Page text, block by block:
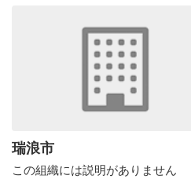
瑞浪市
この組織には説明がありません